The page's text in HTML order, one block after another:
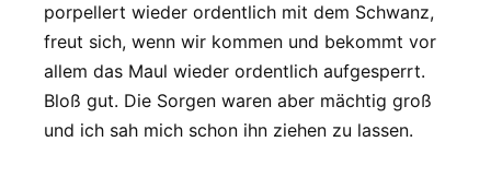
porpellert wieder ordentlich mit dem Schwanz,
freut sich, wenn wir kommen und bekommt vor
allem das Maul wieder ordentlich aufgesperrt.
Bloß gut. Die Sorgen waren aber mächtig groß
und ich sah mich schon ihn ziehen zu lassen.